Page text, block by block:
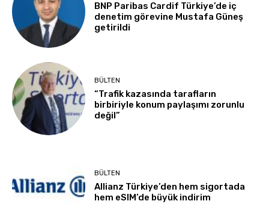
BNP Paribas Cardif Türkiye’de iç
denetim görevine Mustafa Güneş
getirildi
BÜLTEN
“Trafik kazasında tarafların
birbiriyle konum paylaşımı zorunlu
değil”
BÜLTEN
Allianz Türkiye’den hem sigortada
hem eSIM’de büyük indirim